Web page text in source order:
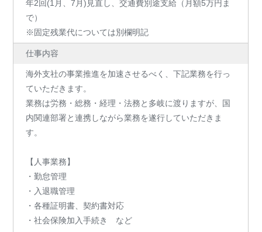
年2回(1月、7月)見直し、交通費別途支給（月額5万円ま
で）
※固定残業代については別欄明記
仕事内容
海外支社の事業推進を加速させるべく、下記業務を行っ
ていただきます。
業務は労務・総務・経理・法務と多岐に渡りますが、国
内関連部署と連携しながら業務を遂行していただきま
す。
【人事業務】
・勤怠管理
・入退職管理
・各種証明書、契約書対応
・社会保険加入手続き など